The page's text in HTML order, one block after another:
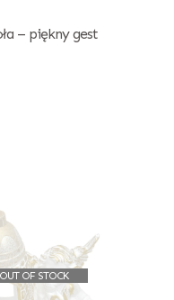
– piękny gest
OUT OF STOCK